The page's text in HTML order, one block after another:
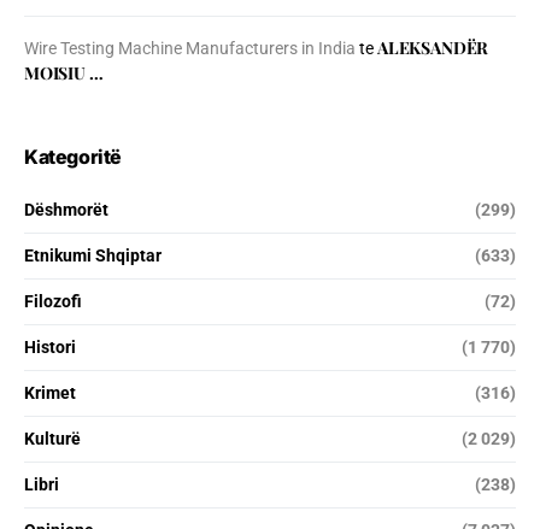
Wire Testing Machine Manufacturers in India teALEKSANDËR
MOISIU …
Kategoritë
Dëshmorët (299)
Etnikumi Shqiptar (633)
Filozofi (72)
Histori (1 770)
Krimet (316)
Kulturë (2 029)
Libri (238)